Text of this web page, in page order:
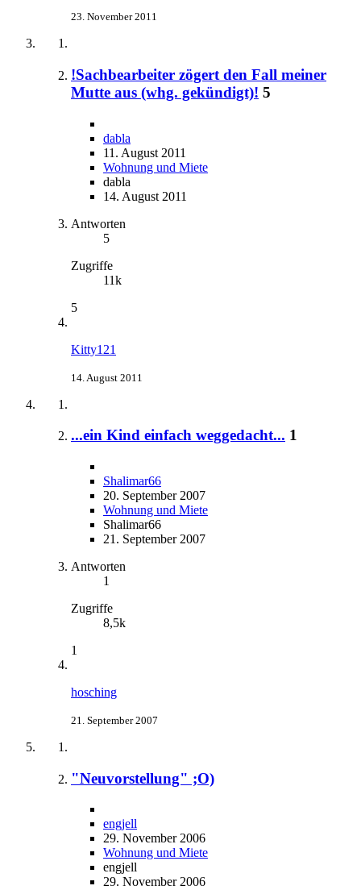
23. November 2011
!Sachbearbeiter zögert den Fall meiner
Mutte aus (whg. gekündigt)! 5
dabla
11. August 2011
Wohnung und Miete
dabla
14. August 2011
Antworten
5
Zugriffe
11k
5
Kitty121
14. August 2011
...ein Kind einfach weggedacht... 1
Shalimar66
20. September 2007
Wohnung und Miete
Shalimar66
21. September 2007
Antworten
1
Zugriffe
8,5k
1
hosching
21. September 2007
"Neuvorstellung" ;O)
engjell
29. November 2006
Wohnung und Miete
engjell
29. November 2006